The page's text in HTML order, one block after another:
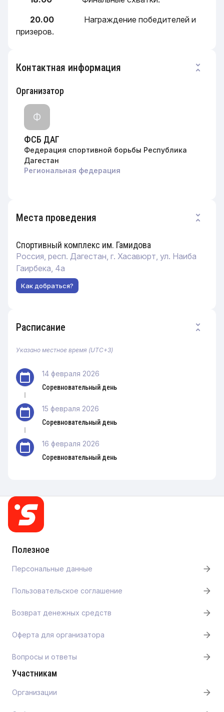
20.00 Награждение победителей и
призеров.
Контактная информация
Организатор
Ф
ФСБ ДАГ
Федерация спортивной борьбы Республика
Дагестан
Региональная федерация
Места проведения
Спортивный комплекс им. Гамидова
Россия, респ. Дагестан, г. Хасавюрт, ул. Наиба
Гаирбека, 4а
Как добраться?
Расписание
Указано местное время (UTC+3)
14 февраля 2026
Соревновательный день
15 февраля 2026
Соревновательный день
16 февраля 2026
Соревновательный день
Полезное
Персональные данные
Пользовательское соглашение
Возврат денежных средств
Оферта для организатора
Вопросы и ответы
Участникам
Организации